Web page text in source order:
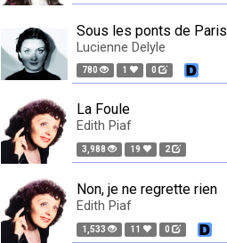
Sous les ponts de Paris
Lucienne Delyle
780 1 0
La Foule
Edith Piaf
3,988 19 2
Non, je ne regrette rien
Edith Piaf
1,533 11 0